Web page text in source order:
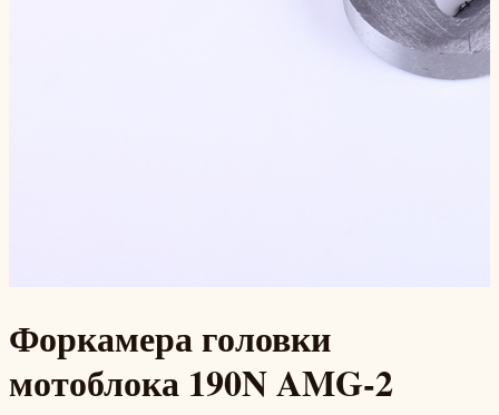
Форкамера головки
мотоблока 190N AMG-2